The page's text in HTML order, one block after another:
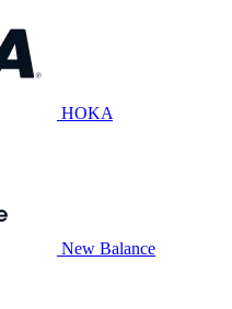
HOKA
New Balance